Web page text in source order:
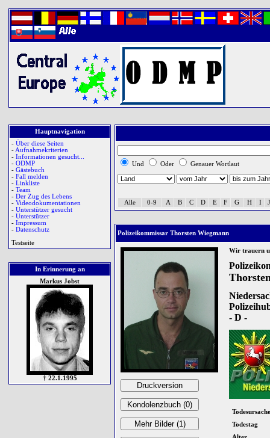
Hauptnavigation
- Über diese Seiten
- Aufnahmekriterien
- Informationen gesucht...
- ODMP
- Gästebuch
- Fall melden
- Linkliste
- Team
- Der Zug des Lebens
- Videodokumentationen
- Unterstützer gesucht
- Unterstützer
- Impressum
- Datenschutz
Testseite
In Erinnerung an
Markus Jobst
† 22.1.1995
Und Oder Genauer Wortlaut
Alle 0-9 A B C D E F G H I J
Polizeikommissar Thorsten Wiegmann
Wir trauern
- D -
Todesursache
Todestag